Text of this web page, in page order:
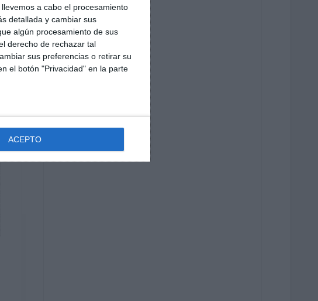
a cabo el procesamiento
detallada y cambiar sus
algún procesamiento de sus
derecho de rechazar tal
sus preferencias o retirar su
el botón "Privacidad" en la parte
ACEPTO